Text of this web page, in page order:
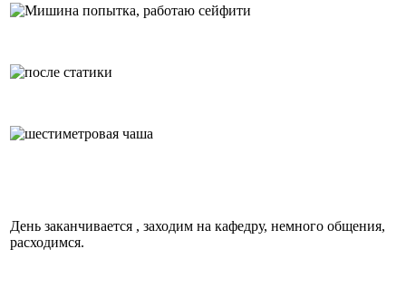
День заканчивается , заходим на кафедру, немного общения,
расходимся.